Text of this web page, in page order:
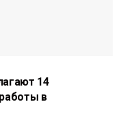
14
в